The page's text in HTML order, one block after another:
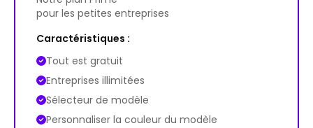
pour les petites entreprises
Caractéristiques :
Tout est gratuit
Entreprises illimitées
Sélecteur de modèle
Personnaliser la couleur du modèle